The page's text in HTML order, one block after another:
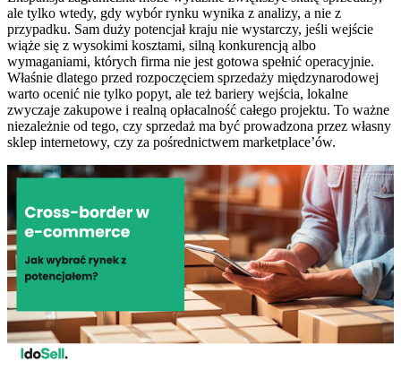
ale tylko wtedy, gdy wybór rynku wynika z analizy, a nie z
przypadku. Sam duży potencjał kraju nie wystarczy, jeśli wejście
wiąże się z wysokimi kosztami, silną konkurencją albo
wymaganiami, których firma nie jest gotowa spełnić operacyjnie.
Właśnie dlatego przed rozpoczęciem sprzedaży międzynarodowej
warto ocenić nie tylko popyt, ale też bariery wejścia, lokalne
zwyczaje zakupowe i realną opłacalność całego projektu. To ważne
niezależnie od tego, czy sprzedaż ma być prowadzona przez własny
sklep internetowy, czy za pośrednictwem marketplace’ów.